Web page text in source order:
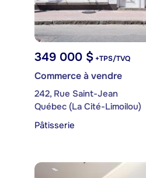
349 000 $ +TPS/TVQ
Commerce à vendre
242, Rue Saint-Jean
Québec (La Cité-Limoilou)
Pâtisserie